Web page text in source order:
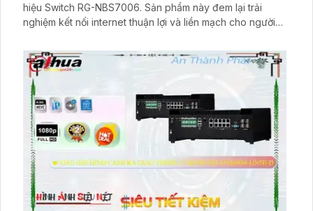
hiệu Switch RG-NBS7006. Sản phẩm này đem lại trải
nghiệm kết nối internet thuận lợi và liền mạch cho người
chuyển đổi giữa các điểm truy cập Wifi mượt mà và
nhanh chóng, tăng cường hiệu suất cho mạng kết nối